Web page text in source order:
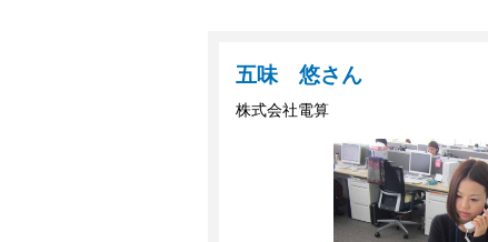
五味 悠さん
株式会社電算